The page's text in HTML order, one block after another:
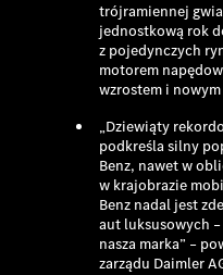
trójramiennej
jednostkową rok
z pojedynczych
motorem
wzrostem i
„Dziewiąty
podkreśla silny
Benz, nawet w
w krajobrazie
Benz nadal jest
aut luksusowych
nasza marka” –
zarządu Daimler